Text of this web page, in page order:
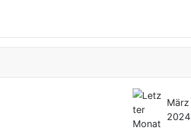
März
2024